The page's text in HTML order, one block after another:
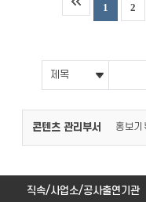
1 2
콘텐츠 관리부서 홍보기
직속/사업소/공사출연기관